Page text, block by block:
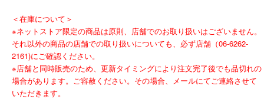
＜在庫について＞
※ネットストア限定の商品は原則、店舗でのお取り扱いはございません。
それ以外の商品の店舗での取り扱いについても、必ず店舗（06-6262-
2161)にご確認ください。
※店舗と同時販売のため、更新タイミングにより注文完了後でも品切れの
場合があります。ご容赦ください。その場合、メールにてご連絡させて
いただきます。